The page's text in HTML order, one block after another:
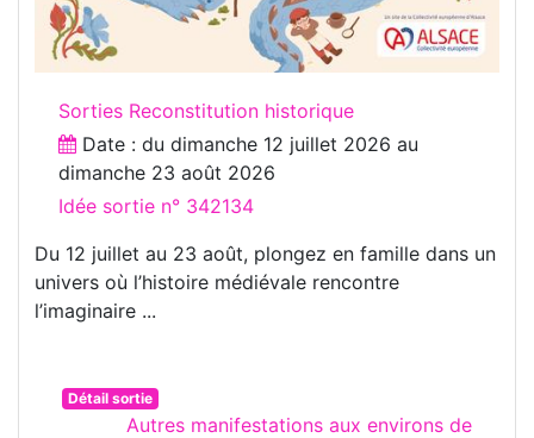
Sorties Reconstitution historique
Date : du dimanche 12 juillet 2026 au
dimanche 23 août 2026
Idée sortie n° 342134
Du 12 juillet au 23 août, plongez en famille dans un
univers où l’histoire médiévale rencontre
l’imaginaire ...
Détail sortie
Autres manifestations aux environs de